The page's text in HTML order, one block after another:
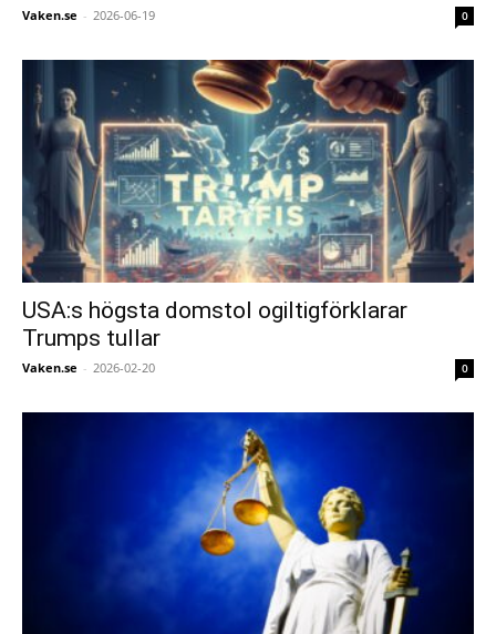
Vaken.se - 2026-06-19 0
USA:s högsta domstol ogiltigförklarar
Trumps tullar
Vaken.se - 2026-02-20 0